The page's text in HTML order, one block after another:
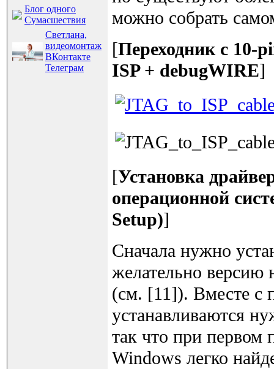
Блог одного
Сумасшествия
Светлана,
видеомонтаж
ВКонтакте
Телеграм
можно собрать
[Переходник с 10-
ISP + debugWIRE]
[Установка
операционной
Setup)]
Сначала нужно
желательно
(см. [11]). Вместе с
устанавливаются
так что при
Windows легко